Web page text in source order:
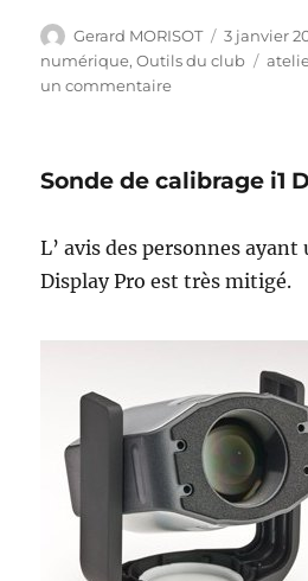
Auteur
Gerard MORISOT
Publié
le
3 janvier
numérique,Outils du club
un commentairesur
Sonde de calibrage i1
L’ avis des personnes
Display Pro est très mitigé.